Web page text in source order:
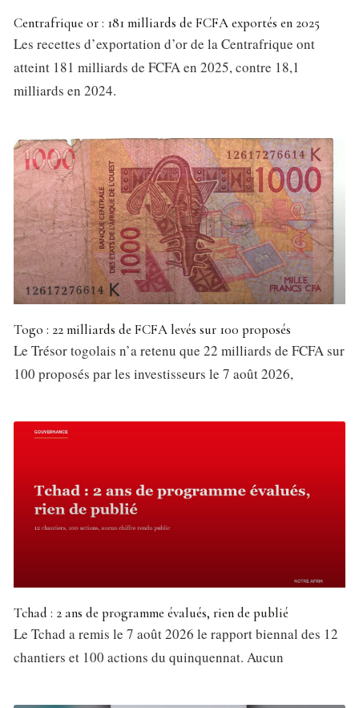
Centrafrique or : 181 milliards de FCFA exportés en 2025
Les recettes d’exportation d’or de la Centrafrique ont
atteint 181 milliards de FCFA en 2025, contre 18,1
milliards en 2024.
Togo : 22 milliards de FCFA levés sur 100 proposés
Le Trésor togolais n’a retenu que 22 milliards de FCFA sur
100 proposés par les investisseurs le 7 août 2026,
Tchad : 2 ans de programme évalués, rien de publié
Le Tchad a remis le 7 août 2026 le rapport biennal des 12
chantiers et 100 actions du quinquennat. Aucun